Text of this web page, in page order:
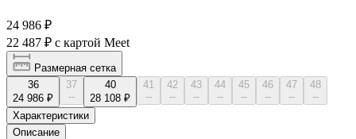
24 986 ₽
22 487 ₽ с картой Meet
Размерная сетка
36
24 986 ₽
37
--
40
28 108 ₽
41
--
42
--
43
--
44
--
45
--
46
--
47
--
48
--
Характеристики
Описание